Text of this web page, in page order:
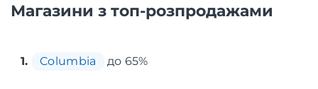
Магазини з топ-розпродажами
1. Columbia до 65%